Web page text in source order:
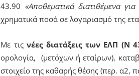
43.90 «Αποθεματικά διατιθέμενα
χρηματικά ποσά σε λογαριασμό της
Με τιςνέες διατάξεις των ΕΛΠ (Ν
ορολογία, (μετόχων ή εταίρων),
στοιχείο της καθαρής θέσης (περ. α2,